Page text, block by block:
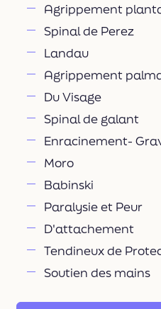
Agrippement
Spinal de Perez
Landau
Agrippement
Du Visage
Spinal de galant
Enracinement-
Moro
Babinski
Paralysie et Peur
D'attachement
Tendineux de
Soutien des mains